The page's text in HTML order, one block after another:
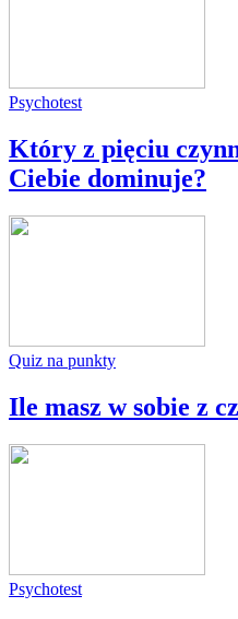
Psychotest
Który z pięciu
Ciebie dominuje?
Quiz na punkty
Ile masz w sobie z
Psychotest